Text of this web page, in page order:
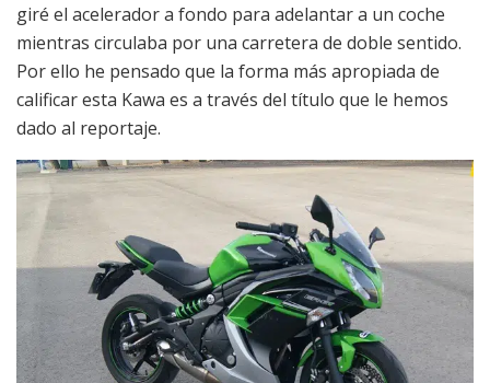
giré el acelerador a fondo para adelantar a un coche
mientras circulaba por una carretera de doble sentido.
Por ello he pensado que la forma más apropiada de
calificar esta Kawa es a través del título que le hemos
dado al reportaje.